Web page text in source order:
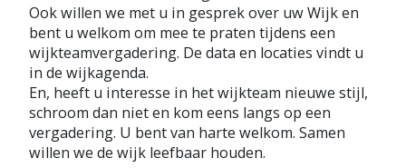
Ook willen we met u in gesprek over uw Wijk en
bent u welkom om mee te praten tijdens een
wijkteamvergadering. De data en locaties vindt u
in de wijkagenda.
En, heeft u interesse in het wijkteam nieuwe stijl,
schroom dan niet en kom eens langs op een
vergadering. U bent van harte welkom. Samen
willen we de wijk leefbaar houden.